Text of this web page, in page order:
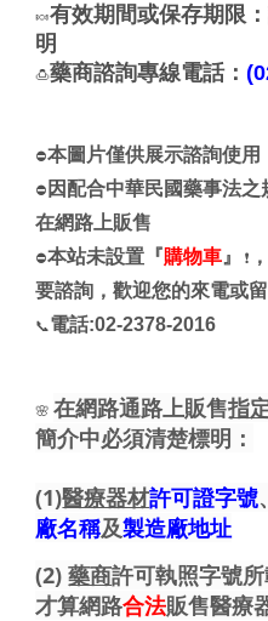
🍬有效期間或保存期限
明
🍮藥商諮詢專線電話：
⛔本圖片僅供展示諮詢使用
⛔ 因配合中華民國藥事法
在網路上販售
⛔本站未設置『購物車 』 ❗
要諮詢，歡迎您的來電或留
📞電話:02-2378-2016
🌸在網路通路上販售指
簡介中必須清楚標明：
(1)醫療器材許可證字號、
廠名稱及製造廠地址
(2)藥商許可執照字號
才算網路合法販售醫療